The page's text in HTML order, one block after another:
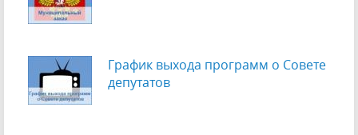
График выхода программ о Cовете
депутатов